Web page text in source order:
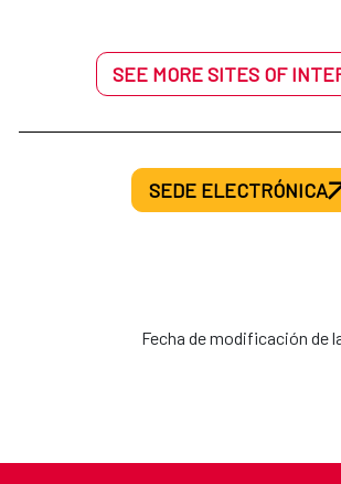
SEE MORE SITES OF
SEDE ELECTRÓNICA
Fecha de modificación de